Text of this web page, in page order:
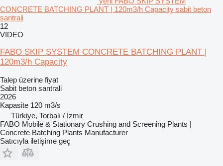
CONCRETE BATCHING PLANT | 120m3/h Capacity sabit beton
santrali
12
VIDEO
FABO SKIP SYSTEM CONCRETE BATCHING PLANT |
120m3/h Capacity
Talep üzerine fiyat
Sabit beton santrali
2026
Kapasite 120 m3/s
Türkiye, Torbalı / İzmir
FABO Mobile & Stationary Crushing and Screening Plants |
Concrete Batching Plants Manufacturer
Satıcıyla iletişime geç